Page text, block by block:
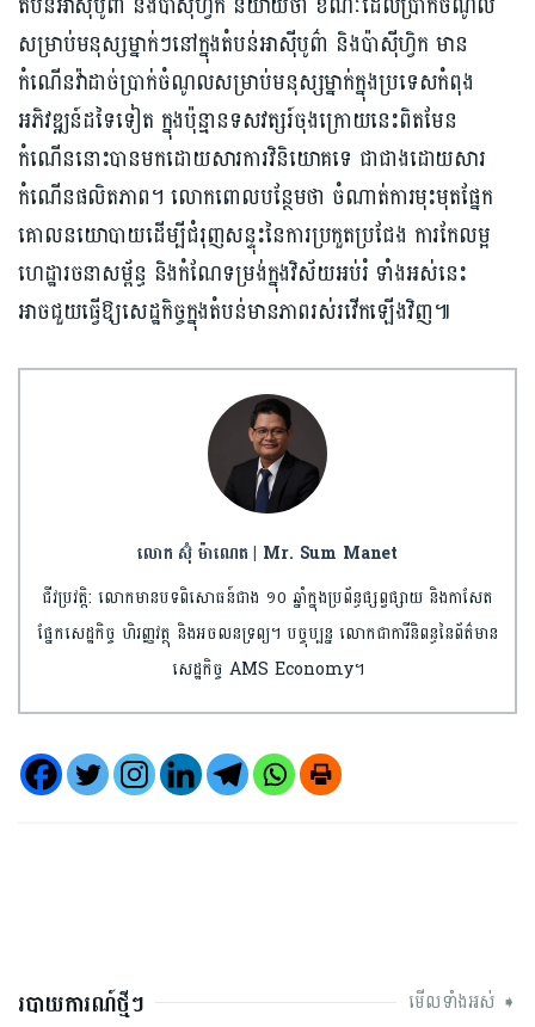
សម្រាប់មនុស្សម្នាក់ៗនៅក្នុងតំបន់អាស៊ីបូព៌ា និងប៉ាស៊ីហ្វិក មាន​
កំណើន​​វ៉ាដាច់ប្រាក់ចំណូលសម្រាប់មនុស្សម្នាក់​ក្នុង​​ប្រទេស​កំពុង​
អភិវឌ្ឍន៍​ដទៃទៀត​ ក្នុង​ប៉ុន្មាន​ទសវត្សរ៍ចុងក្រោយ​នេះពិតមែន​
កំណើន​នោះ​បាន​មក​ដោយ​សារ​ការ​វិនិ​យោគទេ ជាជាងដោយ​សារ​​
កំណើន​ផលិត​ភាព។ លោក​ពោលបន្ថែមថា ចំណាត់​ការ​មុះមុត​ផ្នែក​
គោលនយោបាយដើម្បីជំរុញ​សន្ទុះនៃ​ការប្រកួតប្រជែង ការកែ​លម្អ​
ហេដ្ឋារចនាសម្ព័ន្ធ និងកំណែទម្រង់ក្នុងវិស័យអប់រំ ទាំងអស់នេះ
អាចជួយធ្វើ​ឱ្យសេដ្ឋកិច្ចក្នុងតំបន់​មានភាពរស់រវើក​ឡើង​វិញ៕
លោក ស៊ុំ ម៉ាណេត | Mr. Sum Manet
ជីវប្រវត្តិ: លោកមានបទពិសោធន៍ជាង ១០ ឆ្នាំក្នុងប្រព័ន្ធផ្សព្វផ្សាយ និងកាសែត
ផ្នែកសេដ្ឋកិច្ច ហិរញ្ញវត្ថុ និងអចលនទ្រព្យ។ បច្ចុប្បន្ន លោកជាការីនិពន្ធនៃព័ត៌មាន
សេដ្ឋកិច្ច AMS Economy។
របាយការណ៍ថ្មីៗ មើលទាំងអស់ ➧